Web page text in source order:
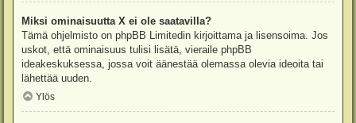
Miksi ominaisuutta X ei ole saatavilla?
Tämä ohjelmisto on phpBB Limitedin kirjoittama ja lisensoima. Jos
uskot, että ominaisuus tulisi lisätä, vieraile phpBB
ideakeskuksessa , jossa voit äänestää olemassa olevia ideoita tai
lähettää uuden.
Ylös